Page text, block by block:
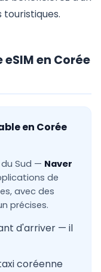
touristiques.
en Corée
en Corée
Sud — Naver
de
avec des
précises.
d'arriver — il
coréenne